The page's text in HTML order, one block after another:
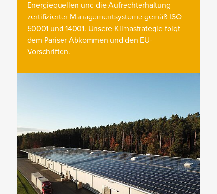
Energiequellen und die Aufrechterhaltung
zertifizierter Managementsysteme gemäß ISO
50001 und 14001. Unsere Klimastrategie folgt
dem Pariser Abkommen und den EU-
Vorschriften.